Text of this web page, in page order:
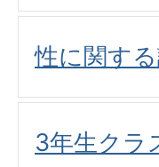
性に関す
3年生クラ